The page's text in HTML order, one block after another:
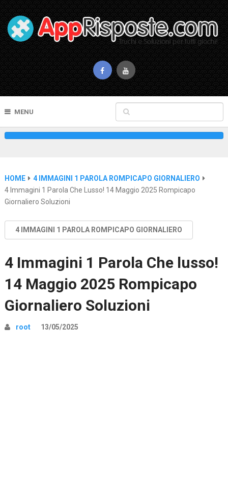
MENU
HOME
4 IMMAGINI 1 PAROLA ROMPICAPO GIORNALIERO
4 Immagini 1 Parola Che Lusso! 14 Maggio 2025 Rompicapo
Giornaliero Soluzioni
4 IMMAGINI 1 PAROLA ROMPICAPO GIORNALIERO
4 Immagini 1 Parola Che lusso!
14 Maggio 2025 Rompicapo
Giornaliero Soluzioni
root 13/05/2025